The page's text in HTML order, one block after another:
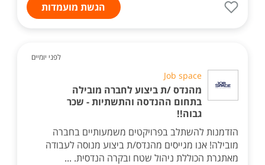
הגשת מועמדות
לפני יומיים
Job space
מהנדס /ת ביצוע לחברה מובילה
בתחום ההנדסה והתשתיות - שכר
גבוה!!
הזדמנות להשתלב בפרויקטים משמעותיים בחברה
מובילה! אנו מגייסים מהנדס/ת ביצוע מנוסה לעבודה
מאתגרת הכוללת ניהול שטח ובקרה הנדסית. ...